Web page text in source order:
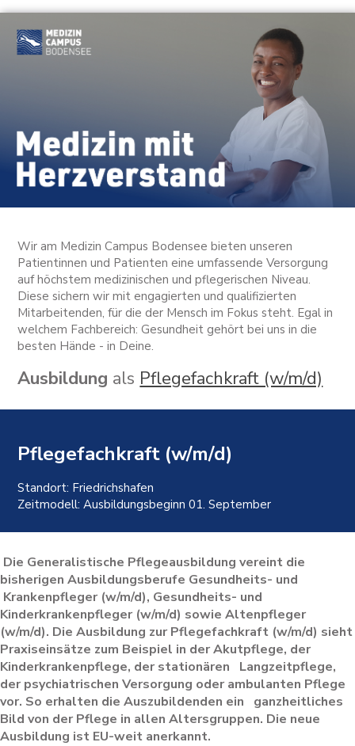
Wir am Medizin Campus Bodensee bieten unseren
Patientinnen und Patienten eine umfassende Versorgung
auf höchstem medizinischen und pflegerischen Niveau.
Diese sichern wir mit engagierten und qualifizierten
Mitarbeitenden, für die der Mensch im Fokus steht. Egal in
welchem Fachbereich: Gesundheit gehört bei uns in die
besten Hände - in Deine.
Ausbildung als Pflegefachkraft (w/m/d)
Pflegefachkraft (w/m/d)
Standort: Friedrichshafen
Zeitmodell: Ausbildungsbeginn 01. September
Die Generalistische Pflegeausbildung vereint die
bisherigen Ausbildungsberufe Gesundheits- und
Krankenpfleger (w/m/d), Gesundheits- und
Kinderkrankenpfleger (w/m/d) sowie Altenpfleger
(w/m/d). Die Ausbildung zur Pflegefachkraft (w/m/d) sieht
Praxiseinsätze zum Beispiel in der Akutpflege, der
Kinderkrankenpflege, der stationären Langzeitpflege,
der psychiatrischen Versorgung oder ambulanten Pflege
vor. So erhalten die Auszubildenden ein ganzheitliches
Bild von der Pflege in allen Altersgruppen. Die neue
Ausbildung ist EU-weit anerkannt.